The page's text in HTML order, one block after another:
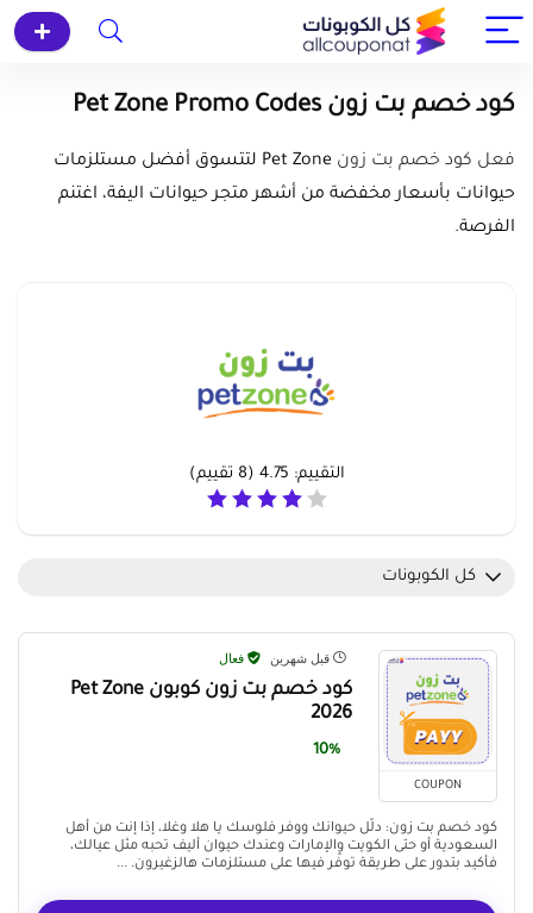
كود خصم بت زون Pet Zone Promo Codes
فعل كود خصم بت زون
Pet Zone لتتسوق أفضل مستلزمات
حيوانات بأسعار مخفضة من أشهر متجر حيوانات اليفة، اغتنم
الفرصة.
التقييم: 4.75
(
8 تقييم)
كل الكوبونات
COUPON
قبل شهرين فعال
كود خصم بت زون كوبون Pet Zone
2026
10%
كود خصم بت زون: دلّل حيوانك ووفر فلوسك يا هلا وغلا، إذا إنت من أهل
السعودية أو حتى الكويت والإمارات وعندك حيوان أليف تحبه مثل عيالك،
فأكيد بتدور على طريقة توفّر فيها على مستلزمات هالزغيرون. ...